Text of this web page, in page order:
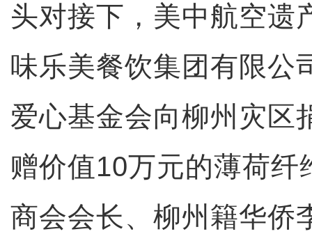
头对接下，美中航空遗
味乐美餐饮集团有限公
爱心基金会向柳州灾区
赠价值10万元的薄荷纤
商会会长、柳州籍华侨